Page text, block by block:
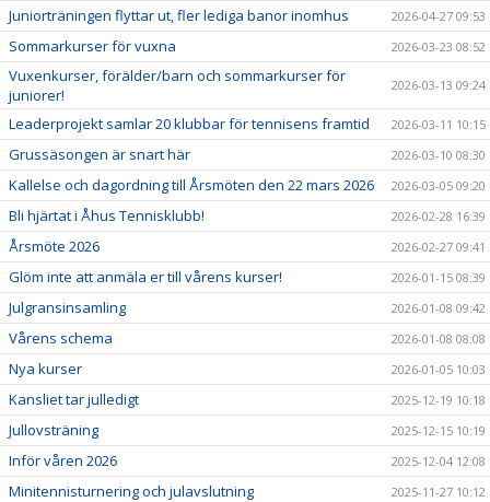
Juniorträningen flyttar ut, fler lediga banor inomhus 2026-04-27 09:53
Sommarkurser för vuxna 2026-03-23 08:52
Vuxenkurser, förälder/barn och sommarkurser för
juniorer!
2026-03-13 09:24
Leaderprojekt samlar 20 klubbar för tennisens framtid 2026-03-11 10:15
Grussäsongen är snart här 2026-03-10 08:30
Kallelse och dagordning till Årsmöten den 22 mars 2026 2026-03-05 09:20
Bli hjärtat i Åhus Tennisklubb! 2026-02-28 16:39
Årsmöte 2026 2026-02-27 09:41
Glöm inte att anmäla er till vårens kurser! 2026-01-15 08:39
Julgransinsamling 2026-01-08 09:42
Vårens schema 2026-01-08 08:08
Nya kurser 2026-01-05 10:03
Kansliet tar julledigt 2025-12-19 10:18
Jullovsträning 2025-12-15 10:19
Inför våren 2026 2025-12-04 12:08
Minitennisturnering och julavslutning 2025-11-27 10:12